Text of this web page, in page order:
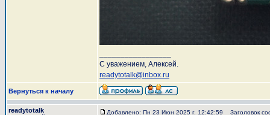
С уважением, Алексей.
readytotalk@inbox.ru
Вернуться к началу
readytotalk Добавлено: Пн 23 Июн 2025 г. 12:42:59 Заголовок